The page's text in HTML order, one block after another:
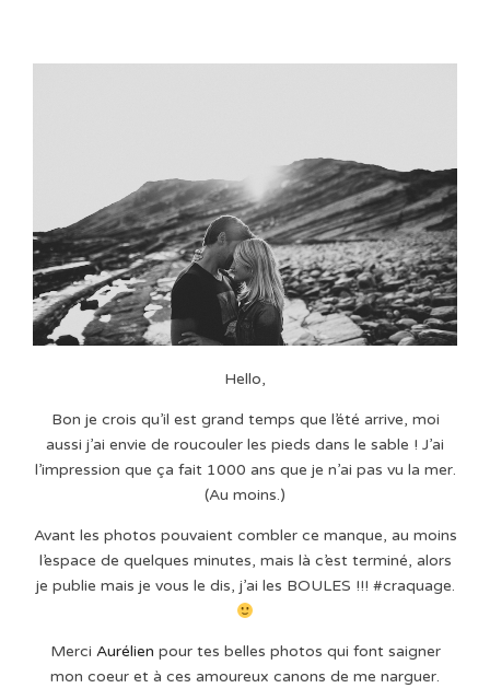
Hello,
Bon je crois qu’il est grand temps que l’été arrive, moi
aussi j’ai envie de roucouler les pieds dans le sable ! J’ai
l’impression que ça fait 1000 ans que je n’ai pas vu la mer.
(Au moins.)
Avant les photos pouvaient combler ce manque, au moins
l’espace de quelques minutes, mais là c’est terminé, alors
je publie mais je vous le dis, j’ai les BOULES !!! #craquage.
Merci Aurélien pour tes belles photos qui font saigner
mon coeur et à ces amoureux canons de me narguer.